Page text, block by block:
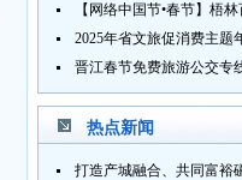
2025年省文旅促消费主题
热点新闻